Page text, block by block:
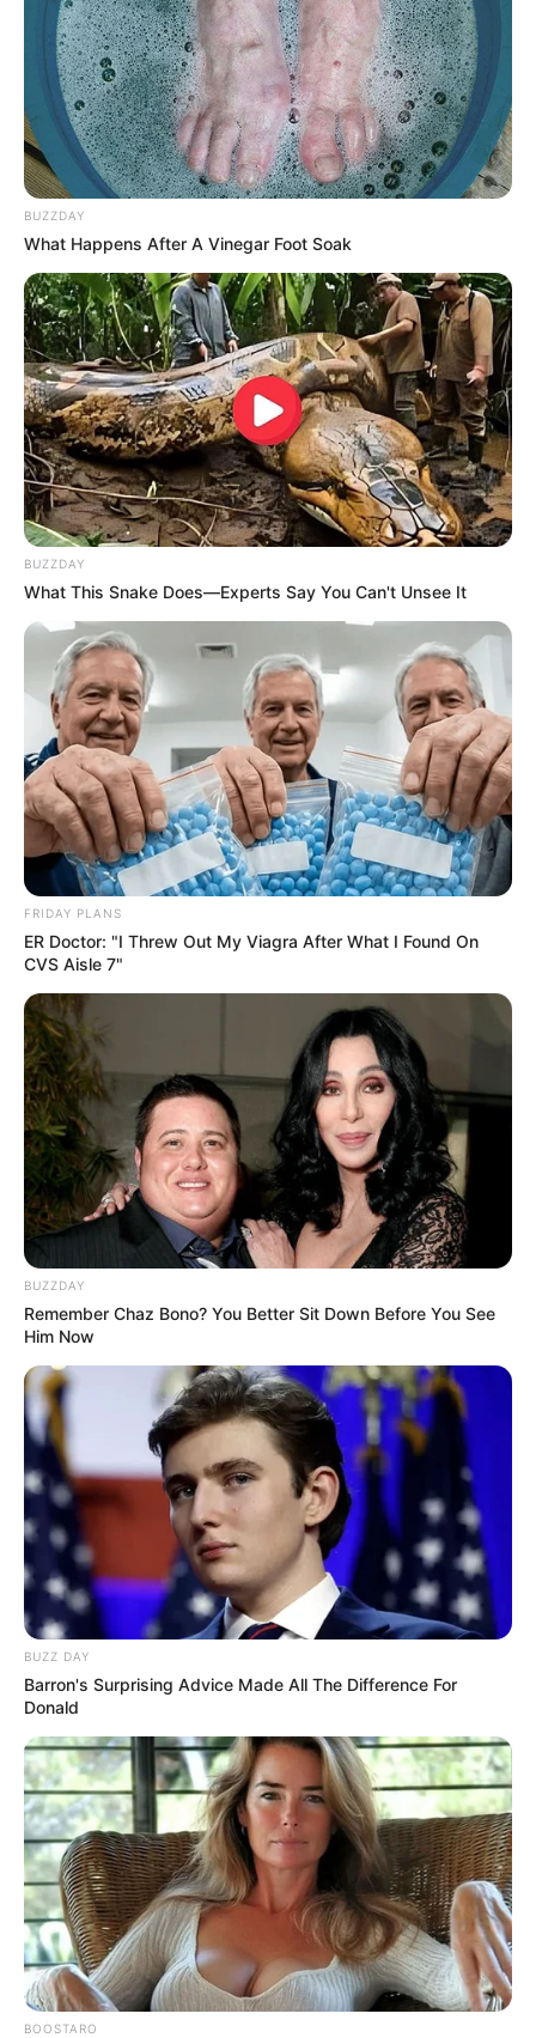
Reiseziel Hamburg
Früher zog man in den Krieg, damit in den
Geschichtsbüchern was steht. Heute gibt's nur noch
Bürokratie, Steuern und Sonderversagen.
weitere Kalauer
Quermania folgen: Impressum & Kontakt
Smartphone Startseite
Suchen:
Auf einigen Seiten dieses Projektes sind Affiliate-
Angebote integriert. Wenn etwas darüber gebucht oder
gekauft wird, ist das eine Unterstützung, ohne dass sich
dadurch der Preis ändert.
BUZZDAY
What Happens After A Vinegar Foot Soak
BUZZDAY
What This Snake Does—Experts Say You Can't Unsee It
FRIDAY PLANS
ER Doctor: "I Threw Out My Viagra After What I Found On
CVS Aisle 7"
BUZZDAY
Remember Chaz Bono? You Better Sit Down Before You See
Him Now
BUZZ DAY
Barron's Surprising Advice Made All The Difference For
Donald
BOOSTARO